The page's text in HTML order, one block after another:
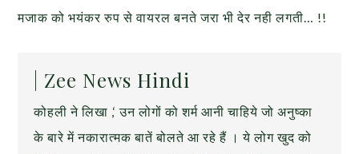
मजाक को भयंकर रुप से वायरल बनते जरा भी देर नही लगती… !!
| Zee News Hindi
कोहली ने लिखा ,‘ उन लोगों को शर्म आनी चाहिये जो अनुष्का
के बारे में नकारात्मक बातें बोलते आ रहे हैं । ये लोग खुद को